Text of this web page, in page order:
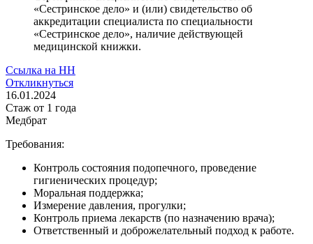
«Сестринское дело» и (или) свидетельство об
аккредитации специалиста по специальности
«Сестринское дело», наличие действующей
медицинской книжки.
Ссылка на НН
Откликнуться
16.01.2024
Стаж от 1 года
Медбрат
Требования:
Контроль состояния подопечного, проведение
гигиенических процедур;
Моральная поддержка;
Измерение давления, прогулки;
Контроль приема лекарств (по назначению врача);
Ответственный и доброжелательный подход к работе.